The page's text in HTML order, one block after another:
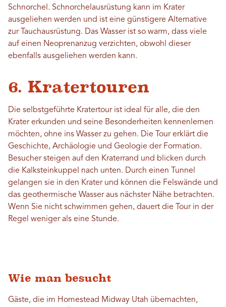
Schnorchel. Schnorchelausrüstung kann im Krater
ausgeliehen werden und ist eine günstigere Alternative
zur Tauchausrüstung. Das Wasser ist so warm, dass viele
auf einen Neoprenanzug verzichten, obwohl dieser
ebenfalls ausgeliehen werden kann.
6. Kratertouren
Die selbstgeführte Kratertour ist ideal für alle, die den
Krater erkunden und seine Besonderheiten kennenlernen
möchten, ohne ins Wasser zu gehen. Die Tour erklärt die
Geschichte, Archäologie und Geologie der Formation.
Besucher steigen auf den Kraterrand und blicken durch
die Kalksteinkuppel nach unten. Durch einen Tunnel
gelangen sie in den Krater und können die Felswände und
das geothermische Wasser aus nächster Nähe betrachten.
Wenn Sie nicht schwimmen gehen, dauert die Tour in der
Regel weniger als eine Stunde.
Wie man besucht
Gäste, die im Homestead Midway Utah übernachten,